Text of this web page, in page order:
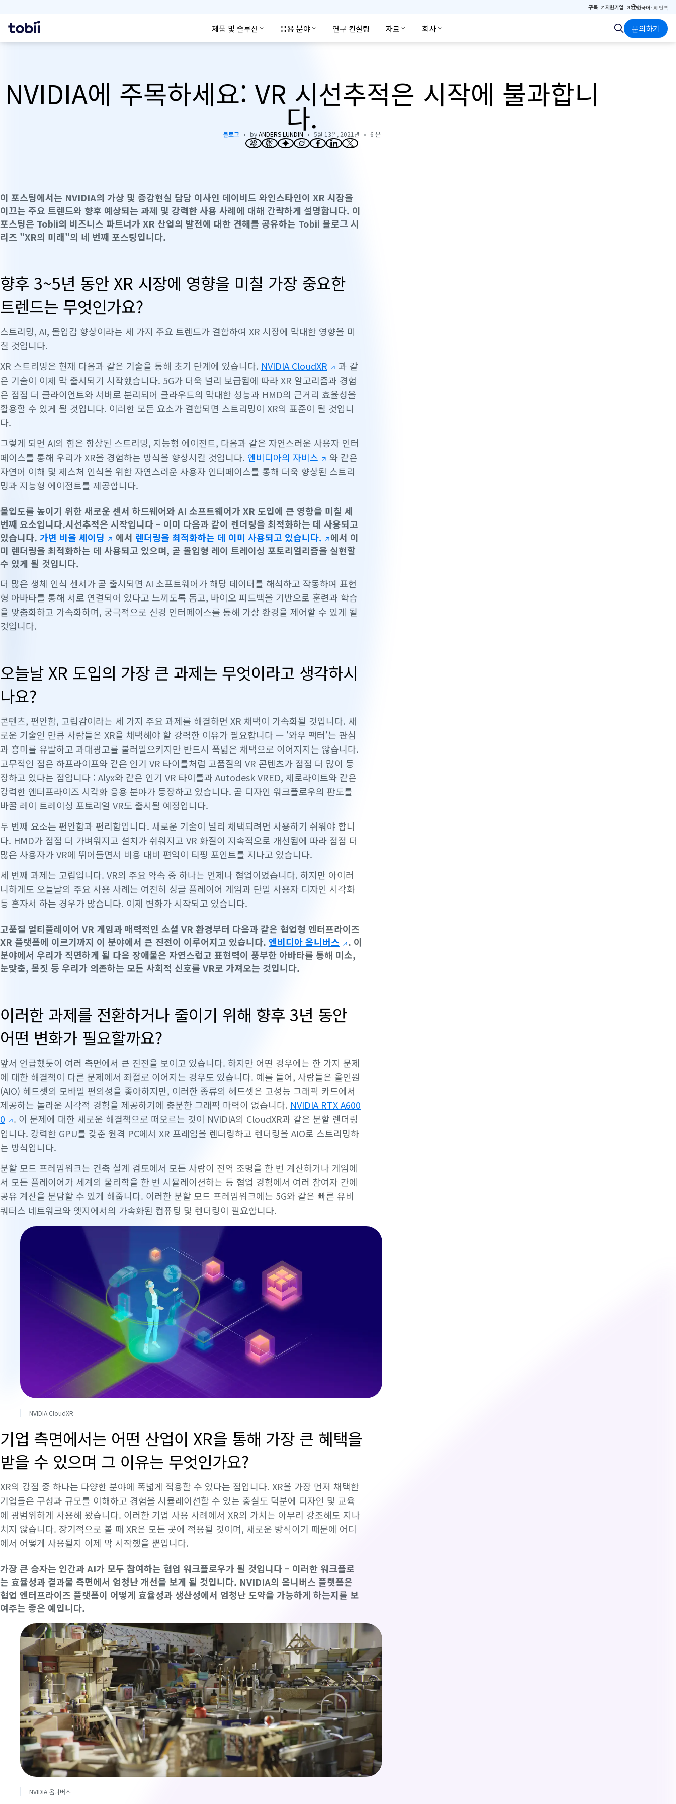
구독 지원기업 한국어· AI 번역
홈 제품 및 솔루션 응용 분야 연구 컨설팅 자료 회사
검색 문의하기
NVIDIA에 주목하세요: VR 시선추적은 시작에 불과합니
다.
블로그 byANDERS LUNDIN 5월 13일, 2021년 6 분
이 포스팅에서는 NVIDIA의 가상 및 증강현실 담당 이사인 데이비드 와인스타인이 XR 시장을
이끄는 주요 트렌드와 향후 예상되는 과제 및 강력한 사용 사례에 대해 간략하게 설명합니다. 이
포스팅은 Tobii의 비즈니스 파트너가 XR 산업의 발전에 대한 견해를 공유하는 Tobii 블로그 시
리즈 "XR의 미래"의 네 번째 포스팅입니다.
향후 3~5년 동안 XR 시장에 영향을 미칠 가장 중요한
트렌드는 무엇인가요?
스트리밍, AI, 몰입감 향상이라는 세 가지 주요 트렌드가 결합하여 XR 시장에 막대한 영향을 미
칠 것입니다.
XR 스트리밍은 현재 다음과 같은 기술을 통해 초기 단계에 있습니다. NVIDIA CloudXR
과 같
은 기술이 이제 막 출시되기 시작했습니다. 5G가 더욱 널리 보급됨에 따라 XR 알고리즘과 경험
은 점점 더 클라이언트와 서버로 분리되어 클라우드의 막대한 성능과 HMD의 근거리 효율성을
활용할 수 있게 될 것입니다. 이러한 모든 요소가 결합되면 스트리밍이 XR의 표준이 될 것입니
다.
그렇게 되면 AI의 힘은 향상된 스트리밍, 지능형 에이전트, 다음과 같은 자연스러운 사용자 인터
페이스를 통해 우리가 XR을 경험하는 방식을 향상시킬 것입니다. 엔비디아의 자비스
와 같은
자연어 이해 및 제스처 인식을 위한 자연스러운 사용자 인터페이스를 통해 더욱 향상된 스트리
밍과 지능형 에이전트를 제공합니다.
몰입도를 높이기 위한 새로운 센서 하드웨어와 AI 소프트웨어가 XR 도입에 큰 영향을 미칠 세
번째 요소입니다.시선추적은 시작입니다 – 이미 다음과 같이 렌더링을 최적화하는 데 사용되고
있습니다. 가변 비율 셰이딩 에서 렌더링을 최적화하는 데 이미 사용되고 있습니다.
에서 이
미 렌더링을 최적화하는 데 사용되고 있으며, 곧 몰입형 레이 트레이싱 포토리얼리즘을 실현할
수 있게 될 것입니다.
더 많은 생체 인식 센서가 곧 출시되면 AI 소프트웨어가 해당 데이터를 해석하고 작동하여 표현
형 아바타를 통해 서로 연결되어 있다고 느끼도록 돕고, 바이오 피드백을 기반으로 훈련과 학습
을 맞춤화하고 가속화하며, 궁극적으로 신경 인터페이스를 통해 가상 환경을 제어할 수 있게 될
것입니다.
오늘날 XR 도입의 가장 큰 과제는 무엇이라고 생각하시
나요?
콘텐츠, 편안함, 고립감이라는 세 가지 주요 과제를 해결하면 XR 채택이 가속화될 것입니다. 새
로운 기술인 만큼 사람들은 XR을 채택해야 할 강력한 이유가 필요합니다 — '와우 팩터'는 관심
과 흥미를 유발하고 과대광고를 불러일으키지만 반드시 폭넓은 채택으로 이어지지는 않습니다.
고무적인 점은 하프라이프와 같은 인기 VR 타이틀처럼 고품질의 VR 콘텐츠가 점점 더 많이 등
장하고 있다는 점입니다 : Alyx와 같은 인기 VR 타이틀과 Autodesk VRED, 제로라이트와 같은
강력한 엔터프라이즈 시각화 응용 분야가 등장하고 있습니다. 곧 디자인 워크플로우의 판도를
바꿀 레이 트레이싱 포토리얼 VR도 출시될 예정입니다.
두 번째 요소는 편안함과 편리함입니다. 새로운 기술이 널리 채택되려면 사용하기 쉬워야 합니
다. HMD가 점점 더 가벼워지고 설치가 쉬워지고 VR 화질이 지속적으로 개선됨에 따라 점점 더
많은 사용자가 VR에 뛰어들면서 비용 대비 편익이 티핑 포인트를 지나고 있습니다.
세 번째 과제는 고립입니다. VR의 주요 약속 중 하나는 언제나 협업이었습니다. 하지만 아이러
니하게도 오늘날의 주요 사용 사례는 여전히 싱글 플레이어 게임과 단일 사용자 디자인 시각화
등 혼자서 하는 경우가 많습니다. 이제 변화가 시작되고 있습니다.
고품질 멀티플레이어 VR 게임과 매력적인 소셜 VR 환경부터 다음과 같은 협업형 엔터프라이즈
XR 플랫폼에 이르기까지 이 분야에서 큰 진전이 이루어지고 있습니다. 엔비디아 옴니버스
. 이
분야에서 우리가 직면하게 될 다음 장애물은 자연스럽고 표현력이 풍부한 아바타를 통해 미소,
눈맞춤, 몸짓 등 우리가 의존하는 모든 사회적 신호를 VR로 가져오는 것입니다.
이러한 과제를 전환하거나 줄이기 위해 향후 3년 동안
어떤 변화가 필요할까요?
앞서 언급했듯이 여러 측면에서 큰 진전을 보이고 있습니다. 하지만 어떤 경우에는 한 가지 문제
에 대한 해결책이 다른 문제에서 좌절로 이어지는 경우도 있습니다. 예를 들어, 사람들은 올인원
(AIO) 헤드셋의 모바일 편의성을 좋아하지만, 이러한 종류의 헤드셋은 고성능 그래픽 카드에서
제공하는 놀라운 시각적 경험을 제공하기에 충분한 그래픽 마력이 없습니다. NVIDIA RTX A600
0
. 이 문제에 대한 새로운 해결책으로 떠오르는 것이 NVIDIA의 CloudXR과 같은 분할 렌더링
입니다. 강력한 GPU를 갖춘 원격 PC에서 XR 프레임을 렌더링하고 렌더링을 AIO로 스트리밍하
는 방식입니다.
분할 모드 프레임워크는 건축 설계 검토에서 모든 사람이 전역 조명을 한 번 계산하거나 게임에
서 모든 플레이어가 세계의 물리학을 한 번 시뮬레이션하는 등 협업 경험에서 여러 참여자 간에
공유 계산을 분담할 수 있게 해줍니다. 이러한 분할 모드 프레임워크에는 5G와 같은 빠른 유비
쿼터스 네트워크와 엣지에서의 가속화된 컴퓨팅 및 렌더링이 필요합니다.
NVIDIA CloudXR
기업 측면에서는 어떤 산업이 XR을 통해 가장 큰 혜택을
받을 수 있으며 그 이유는 무엇인가요?
XR의 강점 중 하나는 다양한 분야에 폭넓게 적용할 수 있다는 점입니다. XR을 가장 먼저 채택한
기업들은 구성과 규모를 이해하고 경험을 시뮬레이션할 수 있는 충실도 덕분에 디자인 및 교육
에 광범위하게 사용해 왔습니다. 이러한 기업 사용 사례에서 XR의 가치는 아무리 강조해도 지나
치지 않습니다. 장기적으로 볼 때 XR은 모든 곳에 적용될 것이며, 새로운 방식이기 때문에 어디
에서 어떻게 사용될지 이제 막 시작했을 뿐입니다.
가장 큰 승자는 인간과 AI가 모두 참여하는 협업 워크플로우가 될 것입니다 – 이러한 워크플로
는 효율성과 결과물 측면에서 엄청난 개선을 보게 될 것입니다. NVIDIA의 옴니버스 플랫폼은
협업 엔터프라이즈 플랫폼이 어떻게 효율성과 생산성에서 엄청난 도약을 가능하게 하는지를 보
여주는 좋은 예입니다.
NVIDIA 옴니버스